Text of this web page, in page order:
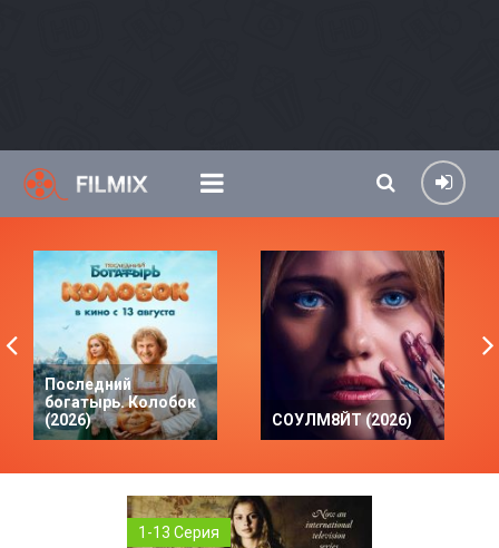
Последний
богатырь. Колобок
(2026)
СОУЛМ8ЙТ (2026)
1-13 Серия